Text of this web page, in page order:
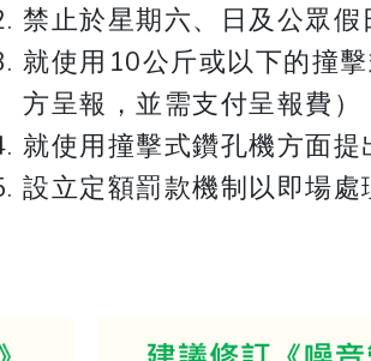
禁止於星期六、日及公眾
就使用10公斤或以下的撞
方呈報，並需支付呈報費
就使用撞擊式鑽孔機方面
設立定額罰款機制以即場處